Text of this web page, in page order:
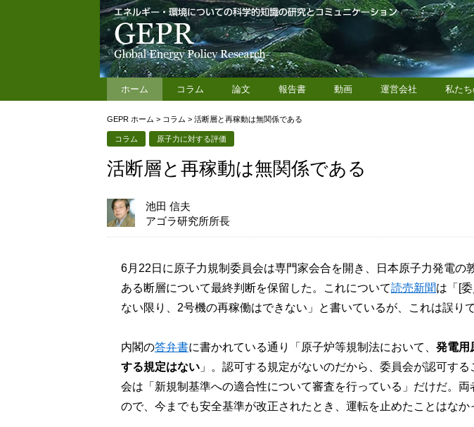
ホーム コラム 論文 報告書 動画 運営会社 私た
GEPR ホーム > コラム > 活断層と再稼動は無関係である
コラム 原子力に対する評価
活断層と再稼動は無関係である
池田 信夫
アゴラ研究所所長
6月22日に原子力規制委員会は専門家会合を開き、日本原子力発電の
ある断層について最終判断を保留した。これについて読売新聞は「[
ない限り、2号機の再稼働はできない」と書いているが、これは誤りで
内閣の答弁書に書かれている通り「原子炉等規制法において、 発電用
する規定はない 」。認可する規定がないのだから、委員会が認可す
会は「新規制基準への適合性について審査を行っている」だけだ。両
ので、今までも安全基準が改正されたとき、運転を止めたことはなか